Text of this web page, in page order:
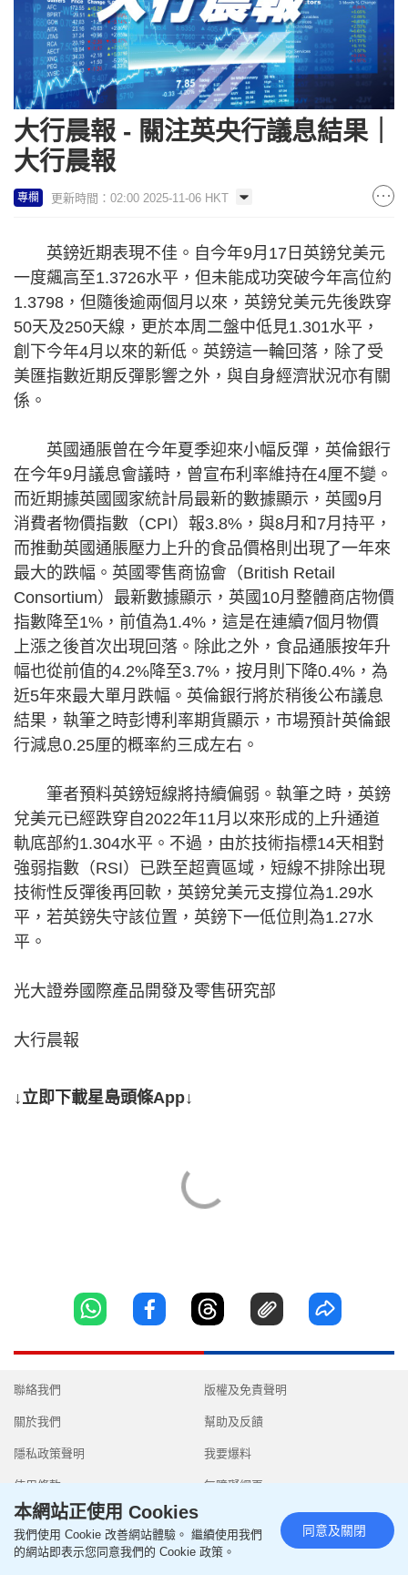
大行晨報 - 關注英央行議息結果｜
大行晨報
專欄 更新時間：02:00 2025-11-06 HKT
英鎊近期表現不佳。自今年9月17日英鎊兌美元
一度飆高至1.3726水平，但未能成功突破今年高位約
1.3798，但隨後逾兩個月以來，英鎊兌美元先後跌穿
50天及250天線，更於本周二盤中低見1.301水平，
創下今年4月以來的新低。英鎊這一輪回落，除了受
美匯指數近期反彈影響之外，與自身經濟狀況亦有關
係。
英國通脹曾在今年夏季迎來小幅反彈，英倫銀行
在今年9月議息會議時，曾宣布利率維持在4厘不變。
而近期據英國國家統計局最新的數據顯示，英國9月
消費者物價指數（CPI）報3.8%，與8月和7月持平，
而推動英國通脹壓力上升的食品價格則出現了一年來
最大的跌幅。英國零售商協會（British Retail
Consortium）最新數據顯示，英國10月整體商店物價
指數降至1%，前值為1.4%，這是在連續7個月物價
上漲之後首次出現回落。除此之外，食品通脹按年升
幅也從前值的4.2%降至3.7%，按月則下降0.4%，為
近5年來最大單月跌幅。英倫銀行將於稍後公布議息
結果，執筆之時彭博利率期貨顯示，市場預計英倫銀
行減息0.25厘的概率約三成左右。
筆者預料英鎊短線將持續偏弱。執筆之時，英鎊
兌美元已經跌穿自2022年11月以來形成的上升通道
軌底部約1.304水平。不過，由於技術指標14天相對
強弱指數（RSI）已跌至超賣區域，短線不排除出現
技術性反彈後再回軟，英鎊兌美元支撐位為1.29水
平，若英鎊失守該位置，英鎊下一低位則為1.27水
平。
光大證券國際產品開發及零售研究部
大行晨報
↓立即下載星島頭條App↓
聯絡我們
關於我們
隱私政策聲明
使用條款
版權及免責聲明
幫助及反饋
我要爆料
無障礙網頁
Copyright © 2026 SingTao Ltd.All rights reserved.
本網站正使用 Cookies
我們使用 Cookie 改善網站體驗。 繼續使用我們
的網站即表示您同意我們的 Cookie 政策。
同意及關閉